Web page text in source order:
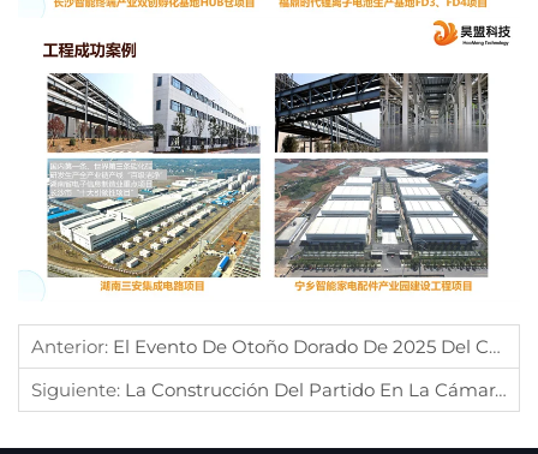
Anterior: El Evento De Otoño Dorado De 2025 Del Centro De Protección De Derechos De Miembros De La Cámara De Comercio De Hangzhou Cangnan Se Llevó A Cabo Con Éxito Durante La Semana De Cámaras De Comercio De Zhejiang
Siguiente: La Construcción Del Partido En La Cámara De Comercio